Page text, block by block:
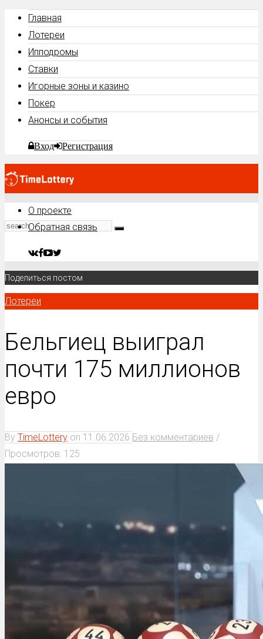
Главная
Лотереи
Ипподромы
Ставки
Игорные зоны и казино
Покер
Анонсы и события
Вход Регистрация
О проекте
Обратная связь
Поделиться постом
Лотереи
Бельгиец выиграл
почти 175 миллионов
евро
By TimeLottery on 11.06.2026 Без комментариев /
Просмотров: 125